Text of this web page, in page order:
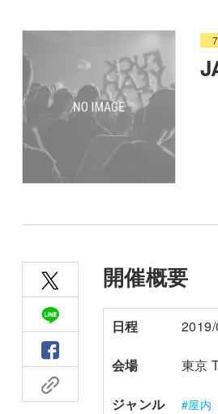
開催概要
日程
会場 東京
ジャンル 屋内